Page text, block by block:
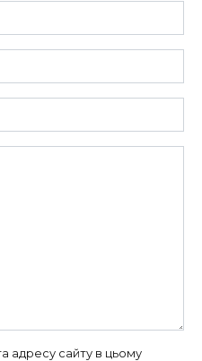
адресу сайту в цьому